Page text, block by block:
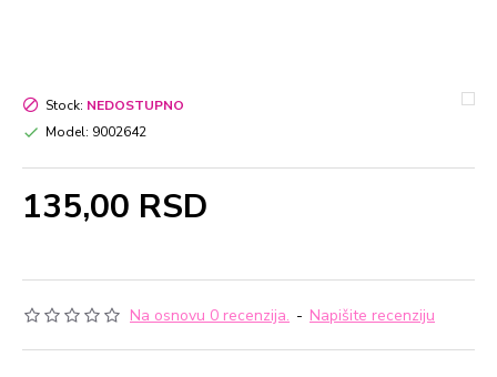
Na osnovu 0 recenzija. - Napišite recenziju
135,00 RSD
Stock: NEDOSTUPNO
Model: 9002642